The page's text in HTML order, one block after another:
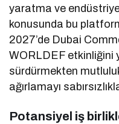
yaratma ve
konusunda bu
2027’de Dubai
WORLDEF etkinliğini
sürdürmekten
ağırlamayı
Potansiyel iş